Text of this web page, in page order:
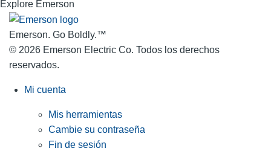
Explore Emerson
Emerson. Go Boldly.™
© 2026 Emerson Electric Co. Todos los derechos
reservados.
Mi cuenta
Mis herramientas
Cambie su contraseña
Fin de sesión